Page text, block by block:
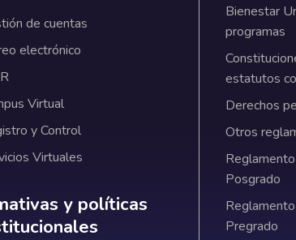
de cuentas
electrónico
Virtual
y Control
Virtuales
y políticas institucionales
y políticas
Bienestar
programas
estatutos
Derechos
Otros
Posgrado
Pregrado